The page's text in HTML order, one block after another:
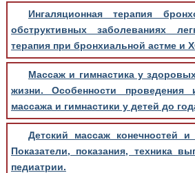
Ингаляционная терапия
обструктивных заболеваниях
терапия при бронхиальной астме и
Массаж и гимнастика у
жизни. Особенности проведения
массажа и гимнастики у детей до
Детский массаж конечностей и
Показатели, показания, техника
педиатрии.